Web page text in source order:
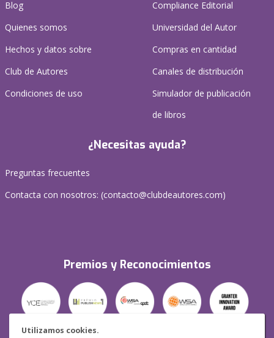
Utilizamos cookies.
Blog
Quienes somos
Hechos y datos sobre
Club de Autores
Condiciones de uso
Compliance Editorial
Universidad del Autor
Compras en cantidad
Canales de distribución
Simulador de publicación
de libros
¿Necesitas ayuda?
Preguntas frecuentes
Contacta con nosotros: (contacto@clubdeautores.com)
Premios y Reconocimientos